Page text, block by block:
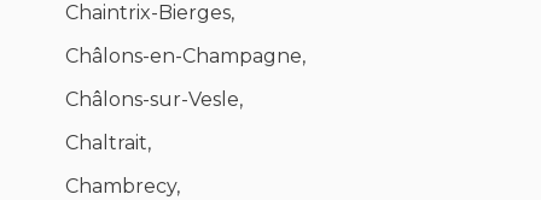
Chaintrix-Bierges,
Châlons-en-Champagne,
Châlons-sur-Vesle,
Chaltrait,
Chambrecy,